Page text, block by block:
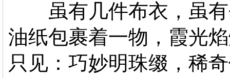
虽有几件布衣，虽有
油纸包裹着一物，霞光
只见：巧妙明珠缀，稀